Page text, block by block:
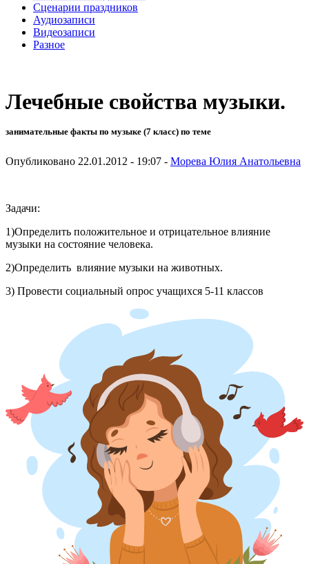
Сценарии праздников
Аудиозаписи
Видеозаписи
Разное
Лечебные свойства музыки.
занимательные факты по музыке (7 класс) по теме
Опубликовано 22.01.2012 - 19:07 - Морева Юлия Анатольевна
Задачи:
1)Определить положительное и отрицательное влияние
музыки на состояние человека.
2)Определить влияние музыки на животных.
3) Провести социальный опрос учащихся 5-11 классов